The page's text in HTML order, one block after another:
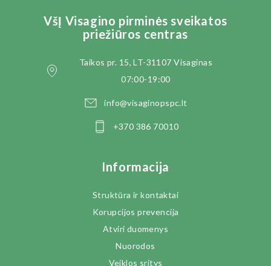
VšĮ Visagino pirminės sveikatos
priežiūros centras
Taikos pr. 15, LT-31107 Visaginas
07:00-19:00
info@visaginopspc.lt
+370 386 70010
Informacija
Struktūra ir kontaktai
Korupcijos prevencija
Atviri duomenys
Nuorodos
Veiklos sritys